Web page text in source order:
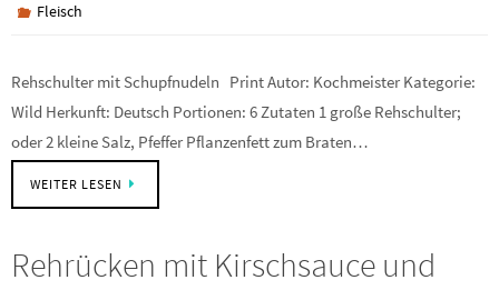
Fleisch
Rehschulter mit Schupfnudeln Print Autor: Kochmeister Kategorie:
Wild Herkunft: Deutsch Portionen: 6 Zutaten 1 große Rehschulter;
oder 2 kleine Salz, Pfeffer Pflanzenfett zum Braten…
WEITER LESEN
Rehrücken mit Kirschsauce und